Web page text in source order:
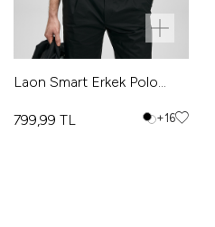
Laon Smart Erkek Polo
799,99 TL +16